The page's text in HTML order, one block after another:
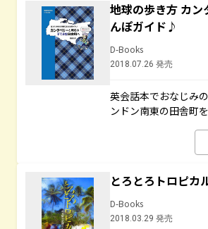
地球の歩き方 カ
んぽガイド♪
D-Books
2018.07.26 発売
英会話本でおなじみ
ンドン南東の田舎町
とろとろトロピ
D-Books
2018.03.29 発売